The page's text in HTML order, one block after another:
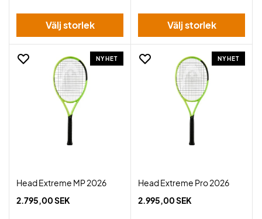
Välj storlek Välj storlek
NYHET
Head Extreme MP 2026
2.795,00 SEK
NYHET
Head Extreme Pro 2026
2.995,00 SEK